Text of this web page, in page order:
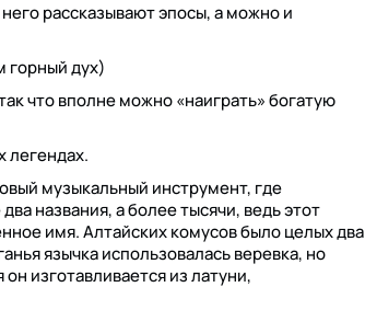
рассказывают эпосы, а можно и
горный дух)
что вполне можно «наиграть» богатую
легендах.
музыкальный инструмент, где
названия, а более тысячи, ведь этот
имя. Алтайских комусов было целых два
язычка использовалась веревка, но
изготавливается из латуни,